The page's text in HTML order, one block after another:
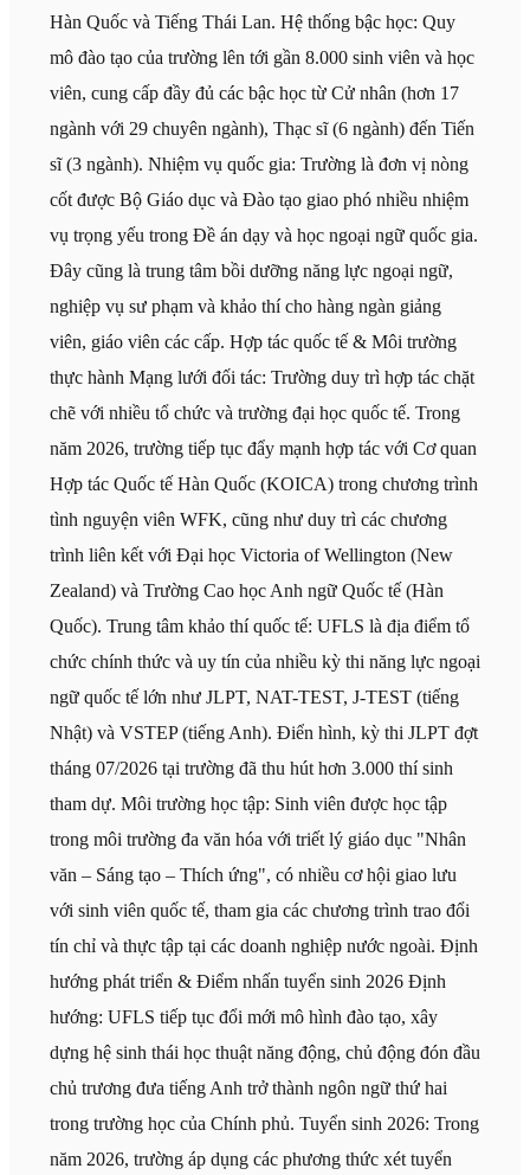
Hàn Quốc và Tiếng Thái Lan. Hệ thống bậc học: Quy
mô đào tạo của trường lên tới gần 8.000 sinh viên và học
viên, cung cấp đầy đủ các bậc học từ Cử nhân (hơn 17
ngành với 29 chuyên ngành), Thạc sĩ (6 ngành) đến Tiến
sĩ (3 ngành). Nhiệm vụ quốc gia: Trường là đơn vị nòng
cốt được Bộ Giáo dục và Đào tạo giao phó nhiều nhiệm
vụ trọng yếu trong Đề án dạy và học ngoại ngữ quốc gia.
Đây cũng là trung tâm bồi dưỡng năng lực ngoại ngữ,
nghiệp vụ sư phạm và khảo thí cho hàng ngàn giảng
viên, giáo viên các cấp. Hợp tác quốc tế & Môi trường
thực hành Mạng lưới đối tác: Trường duy trì hợp tác chặt
chẽ với nhiều tổ chức và trường đại học quốc tế. Trong
năm 2026, trường tiếp tục đẩy mạnh hợp tác với Cơ quan
Hợp tác Quốc tế Hàn Quốc (KOICA) trong chương trình
tình nguyện viên WFK, cũng như duy trì các chương
trình liên kết với Đại học Victoria of Wellington (New
Zealand) và Trường Cao học Anh ngữ Quốc tế (Hàn
Quốc). Trung tâm khảo thí quốc tế: UFLS là địa điểm tổ
chức chính thức và uy tín của nhiều kỳ thi năng lực ngoại
ngữ quốc tế lớn như JLPT, NAT-TEST, J-TEST (tiếng
Nhật) và VSTEP (tiếng Anh). Điển hình, kỳ thi JLPT đợt
tháng 07/2026 tại trường đã thu hút hơn 3.000 thí sinh
tham dự. Môi trường học tập: Sinh viên được học tập
trong môi trường đa văn hóa với triết lý giáo dục "Nhân
văn – Sáng tạo – Thích ứng", có nhiều cơ hội giao lưu
với sinh viên quốc tế, tham gia các chương trình trao đổi
tín chỉ và thực tập tại các doanh nghiệp nước ngoài. Định
hướng phát triển & Điểm nhấn tuyển sinh 2026 Định
hướng: UFLS tiếp tục đổi mới mô hình đào tạo, xây
dựng hệ sinh thái học thuật năng động, chủ động đón đầu
chủ trương đưa tiếng Anh trở thành ngôn ngữ thứ hai
trong trường học của Chính phủ. Tuyển sinh 2026: Trong
năm 2026, trường áp dụng các phương thức xét tuyển